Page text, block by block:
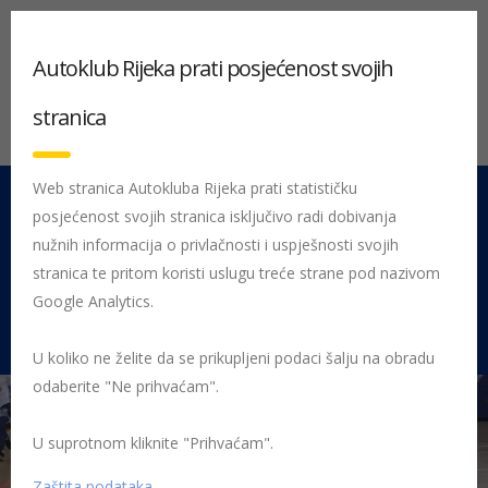
051 212 442 Centrala
Pon - Pet 08:00 - 16:00
Rujevica 9/1, 51000 Rijeka
Početna Priprema za biciklistički ispit 2
Autoklub Rijeka prati posjećenost svojih
stranica
Web stranica Autokluba Rijeka prati statističku
posjećenost svojih stranica isključivo radi dobivanja
nužnih informacija o privlačnosti i uspješnosti svojih
stranica te pritom koristi uslugu treće strane pod nazivom
Google Analytics.
U koliko ne želite da se prikupljeni podaci šalju na obradu
odaberite "Ne prihvaćam".
U suprotnom kliknite "Prihvaćam".